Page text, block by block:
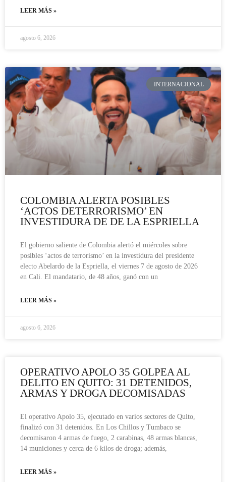
LEER MÁS »
agosto 6, 2026
INTERNACIONAL
COLOMBIA ALERTA POSIBLES
‘ACTOS DETERRORISMO’ EN
INVESTIDURA DE DE LA ESPRIELLA
El gobierno saliente de Colombia alertó el miércoles sobre
posibles ‘actos de terrorismo’ en la investidura del presidente
electo Abelardo de la Espriella, el viernes 7 de agosto de 2026
en Cali. El mandatario, de 48 años, ganó con un
LEER MÁS »
agosto 6, 2026
OPERATIVO APOLO 35 GOLPEA AL
DELITO EN QUITO: 31 DETENIDOS,
ARMAS Y DROGA DECOMISADAS
El operativo Apolo 35, ejecutado en varios sectores de Quito,
finalizó con 31 detenidos. En Los Chillos y Tumbaco se
decomisaron 4 armas de fuego, 2 carabinas, 48 armas blancas,
14 municiones y cerca de 6 kilos de droga; además,
LEER MÁS »